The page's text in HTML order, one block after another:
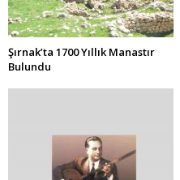
Şırnak’ta 1700 Yıllık Manastır
Bulundu